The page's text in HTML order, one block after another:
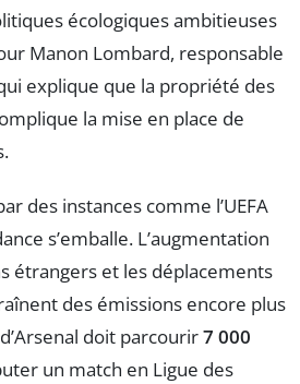
écologiques ambitieuses
Manon Lombard, responsable
explique que la propriété des
la mise en place de
des instances comme l’UEFA
s’emballe. L’augmentation
étrangers et les déplacements
des émissions encore plus
doit parcourir7 000
un match en Ligue des